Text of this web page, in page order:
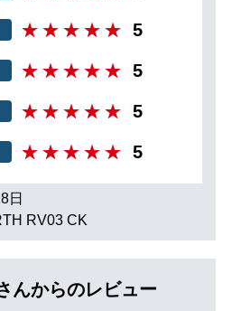
5
5
5
5
日
RV03 CK
んからのレビュー